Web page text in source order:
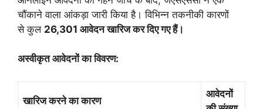
चौंकाने वाला आंकड़ा जारी किया है। विभिन्न तकनीकी कारणों
से कुल 26,301 आवेदन खारिज कर दिए गए हैं।
अस्वीकृत आवेदनों का विवरण:
खारिज करने का कारण
आवेदनों